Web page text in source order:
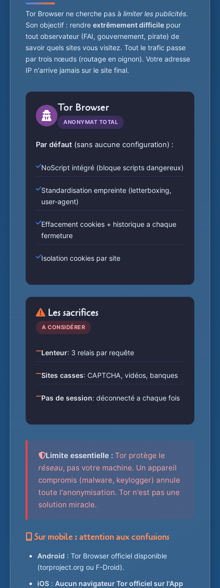
Tor Browser ne cherche pas à limiter les publicités.
Son objectif : rendre extrêmement difficile pour
tout observateur (FAI, gouvernement, pirate) de
savoir quels sites vous visitez. Tout le trafic passe
par trois nœuds (routage en oignon). Votre adresse
IP n'arrive jamais sur le site final.
Tor Browser
ANONYMAT TOTAL
Par défaut (sans aucune configuration) :
NoScript intégré (bloque scripts dangereux)
Standardisation empreinte (letterboxing,
user-agent)
Effacement cookies + historique a chaque
fermeture
Isolation cookies par site
Les sacrifices
A CONSIDÉRER
Lenteur: 3 relais par requête
Sites casses: CAPTCHA, vidéos, banques
Pas de session: déconnecté a chaque fois
Limite essentielle : Tor protège le
réseau, pas votre machine. Un appareil
compromis (malware, keylogger) annule
toute l'anonymisation. Tor n'est pas une
solution miracle.
Sur mobile : attention aux confusions
Android : Tor Browser officiel disponible
(torproject.org ou F-Droid).
iOS : Aucun navigateur Tor officiel sur l'App